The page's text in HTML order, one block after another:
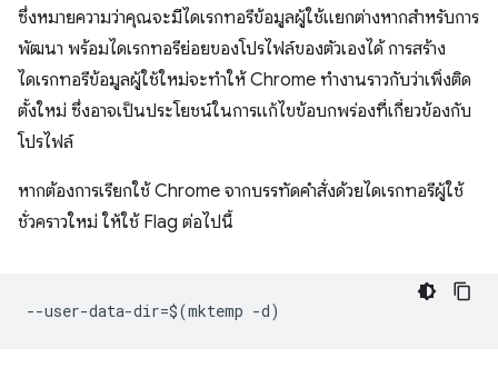
ซึ่งหมายความว่าคุณจะมีไดเรกทอรีข้อมูลผู้ใช้แยกต่างหากสำหรับการ
พัฒนา พร้อมไดเรกทอรีย่อยของโปรไฟล์ของตัวเองได้ การสร้าง
ไดเรกทอรีข้อมูลผู้ใช้ใหม่จะทำให้ Chrome ทำงานราวกับว่าเพิ่งติด
ตั้งใหม่ ซึ่งอาจเป็นประโยชน์ในการแก้ไขข้อบกพร่องที่เกี่ยวข้องกับ
โปรไฟล์
หากต้องการเรียกใช้ Chrome จากบรรทัดคำสั่งด้วยไดเรกทอรีผู้ใช้
ชั่วคราวใหม่ ให้ใช้ Flag ต่อไปนี้